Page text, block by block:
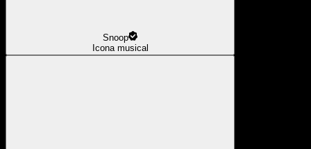
Snoop
Icona musical